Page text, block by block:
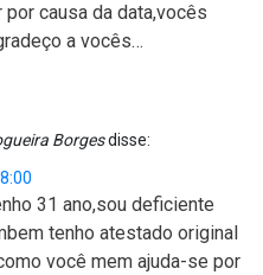
causa da data,vocês
a vocês…
Borgesdisse:
31 ano,sou deficiente
tenho atestado original
você mem ajuda-se por